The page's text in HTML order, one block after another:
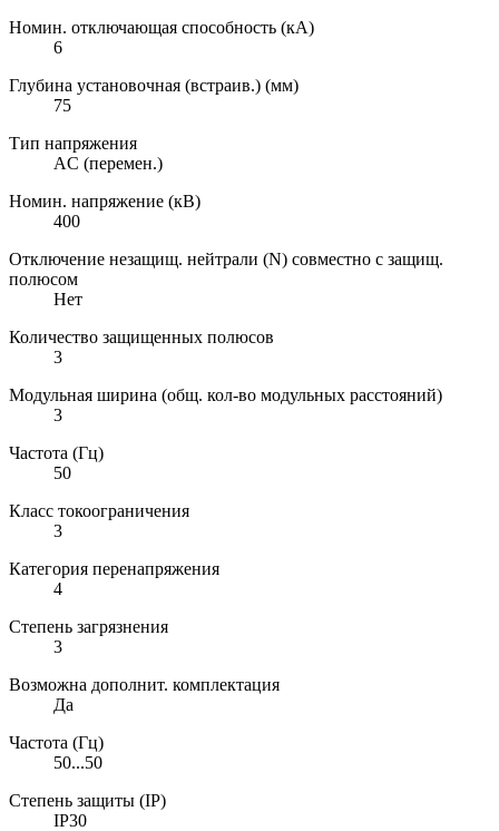
Номин. отключающая способность (кА)
6
Глубина установочная (встраив.) (мм)
75
Тип напряжения
AC (перемен.)
Номин. напряжение (кВ)
400
Отключение незащищ. нейтрали (N) совместно с защищ.
полюсом
Нет
Количество защищенных полюсов
3
Модульная ширина (общ. кол-во модульных расстояний)
3
Частота (Гц)
50
Класс токоограничения
3
Категория перенапряжения
4
Степень загрязнения
3
Возможна дополнит. комплектация
Да
Частота (Гц)
50...50
Степень защиты (IP)
IP30